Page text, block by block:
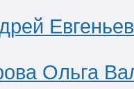
Ольга